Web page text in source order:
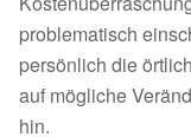
problematisch
persönlich die
auf mögliche
hin.